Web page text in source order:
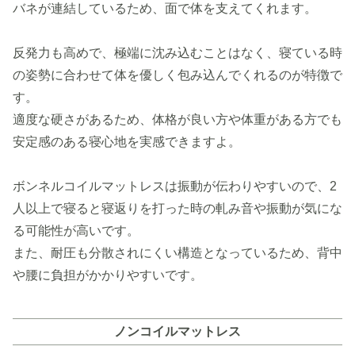
バネが連結しているため、面で体を支えてくれます。
反発力も高めで、極端に沈み込むことはなく、寝ている時
の姿勢に合わせて体を優しく包み込んでくれるのが特徴で
す。
適度な硬さがあるため、体格が良い方や体重がある方でも
安定感のある寝心地を実感できますよ。
ボンネルコイルマットレスは振動が伝わりやすいので、2
人以上で寝ると寝返りを打った時の軋み音や振動が気にな
る可能性が高いです。
また、耐圧も分散されにくい構造となっているため、背中
や腰に負担がかかりやすいです。
ノンコイルマットレス